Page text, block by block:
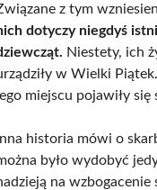
z tym
dotyczy niegdyś
Niestety, ich
w Wielki
miejscu pojawiły się
historia mówi o
było wydobyć
na wzbogacenie